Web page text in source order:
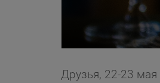
Друзья, 22-23 мая